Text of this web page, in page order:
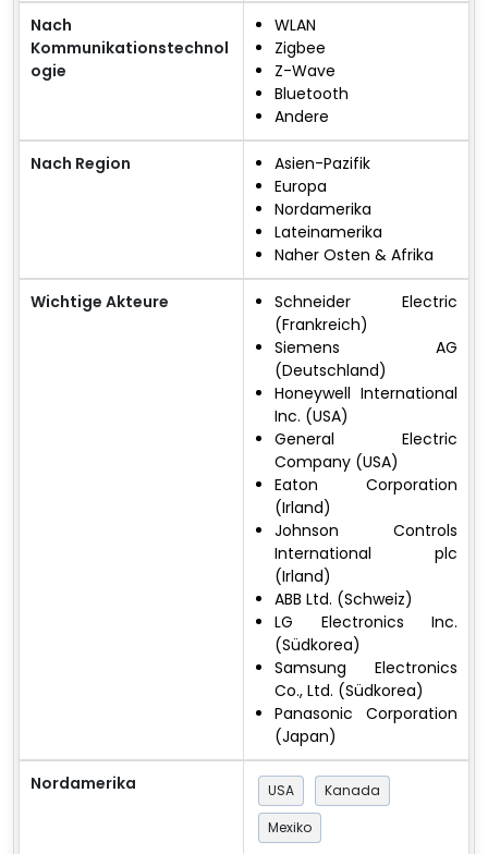
Nach
Kommunikationstechnol
ogie
WLAN
Zigbee
Z-Wave
Bluetooth
Andere
Nach Region
Asien-Pazifik
Europa
Nordamerika
Lateinamerika
Naher Osten & Afrika
Wichtige Akteure
Schneider Electric
(Frankreich)
Siemens AG
(Deutschland)
Honeywell International
Inc. (USA)
General Electric
Company (USA)
Eaton Corporation
(Irland)
Johnson Controls
International plc
(Irland)
ABB Ltd. (Schweiz)
LG Electronics Inc.
(Südkorea)
Samsung Electronics
Co., Ltd. (Südkorea)
Panasonic Corporation
(Japan)
Nordamerika USA
Kanada
Mexiko